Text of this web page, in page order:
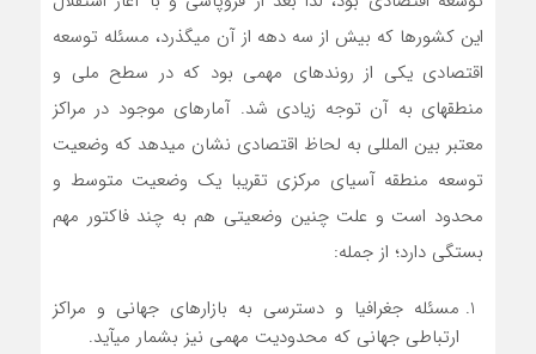
این کشورها که بیش از سه دهه از آن می­گذرد، مسئله توسعه
اقتصادی یکی از روندهای مهمی بود که در سطح ملی و
منطقه­ای به آن توجه زیادی شد. آمارهای موجود در مراکز
معتبر بین المللی به لحاظ اقتصادی نشان می­دهد که وضعیت
توسعه منطقه آسیای مرکزی تقریبا یک وضعیت متوسط و
محدود است و علت چنین وضعیتی هم به چند فاکتور مهم
بستگی دارد؛ از جمله:
مسئله جغرافیا و دسترسی به بازارهای جهانی و مراکز
ارتباطی جهانی که محدودیت مهمی نیز بشمار می­آید.